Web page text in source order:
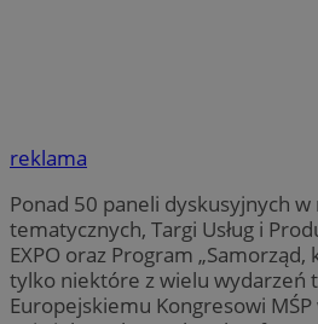
reklama
Ponad 50 paneli dyskusyjnych
tematycznych, Targi Usług i
EXPO oraz Program
tylko niektóre z wielu wydarzeń
Europejskiemu Kongresowi MŚP